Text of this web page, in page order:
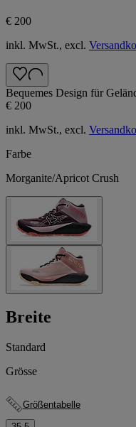
€ 200
inkl. MwSt., excl.
Bequemes Design für
€ 200
inkl. MwSt., excl.
Farbe
Morganite/Apricot Crush
Breite
Standard
Grösse
Größentabelle